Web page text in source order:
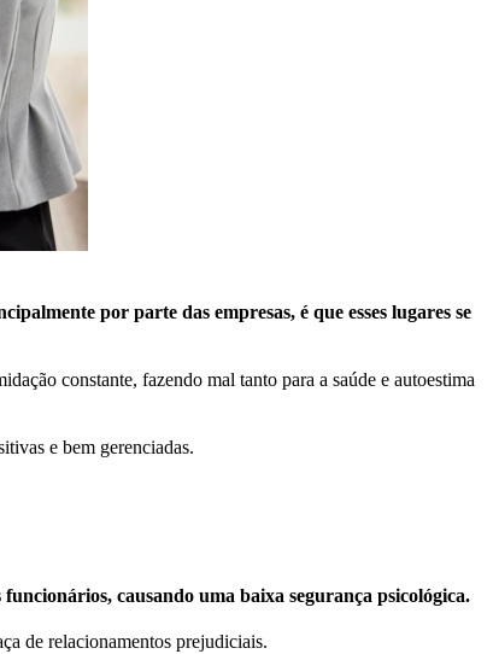
por parte das empresas, é que esses lugares se
constante, fazendo mal tanto para a saúde e autoestima
e bem gerenciadas.
causando uma baixa segurança psicológica.
de relacionamentos prejudiciais.